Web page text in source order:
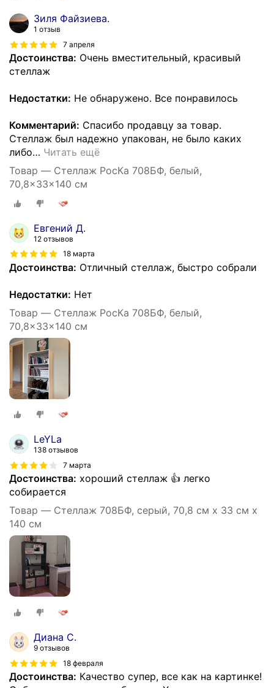
Зиля Файзиева.
1 отзыв
7 апреля
Достоинства: Очень вместительный, красивый
стеллаж
Недостатки: Не обнаружено. Все понравилось
Комментарий: Спасибо продавцу за товар.
Стеллаж был надежно упакован, не было каких
либо… Читать ещё
Товар — Стеллаж РосКа 708БФ, белый,
70,8x33x140 см
Евгений Д.
12 отзывов
18 марта
Достоинства: Отличный стеллаж, быстро собрали
Недостатки: Нет
Товар — Стеллаж РосКа 708БФ, белый,
70,8x33x140 см
LeYLa
138 отзывов
7 марта
Достоинства: хороший стеллаж 👍 легко
собирается
Товар — Стеллаж 708БФ, серый, 70,8 см х 33 см х
140 см
Диана С.
9 отзывов
18 февраля
Достоинства: Качество супер, все как на картинке!